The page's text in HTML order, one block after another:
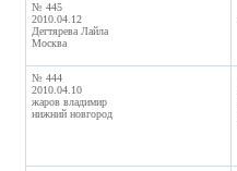
№ 445
2010.04.12
Дегтярева Лайла
Москва
№ 444
2010.04.10
жаров владимир
нижний новгород